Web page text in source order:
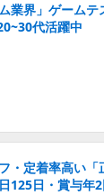
業界」ゲーム
代活躍中
・定着率高い「
125日・賞与年